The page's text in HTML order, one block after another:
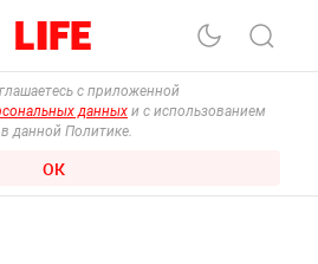
с приложенной
данных и с использованием
данной Политике.
ОК